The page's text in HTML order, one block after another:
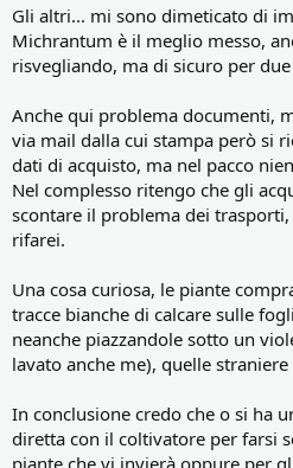
Gli altri... mi sono dimeticato di
Michrantum è il meglio messo,
risvegliando, ma di sicuro per
Anche qui problema documenti,
via mail dalla cui stampa però si
dati di acquisto, ma nel pacco
Nel complesso ritengo che gli
scontare il problema dei
rifarei.
Una cosa curiosa, le piante
tracce bianche di calcare sulle
neanche piazzandole sotto un
lavato anche me), quelle straniere
In conclusione credo che o si ha
diretta con il coltivatore per farsi
piante che vi invierà oppure per